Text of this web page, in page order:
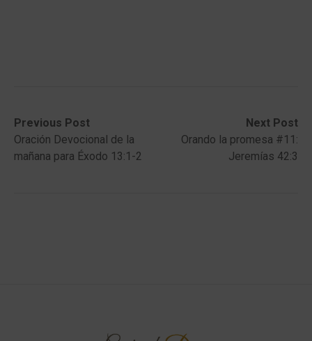
Post
navigation
Previous Post
Previous
post:Oración Devocional de la
mañana para Éxodo 13:1-2
Next Post
Next
post:
Orando la promesa #11:
Jeremías 42:3